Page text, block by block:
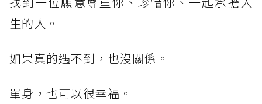
生的人。
如果真的遇不到，也沒關係。
單身，也可以很幸福。